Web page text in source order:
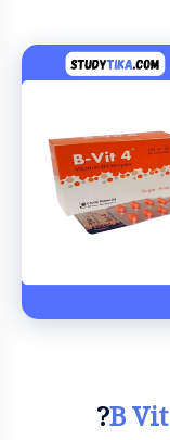
B Vit